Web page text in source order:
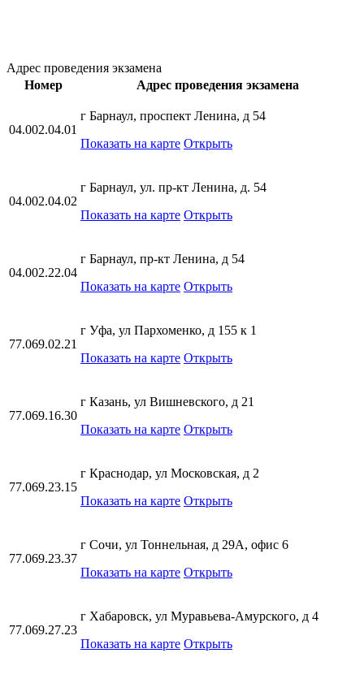
Адрес проведения экзамена
Номер
Адрес проведения экзамена
04.002.04.01
г Барнаул, проспект Ленина, д 54
Показать на карте Открыть
04.002.04.02
г Барнаул, ул. пр-кт Ленина, д. 54
Показать на карте Открыть
04.002.22.04
г Барнаул, пр-кт Ленина, д 54
Показать на карте Открыть
77.069.02.21
г Уфа, ул Пархоменко, д 155 к 1
Показать на карте Открыть
77.069.16.30
г Казань, ул Вишневского, д 21
Показать на карте Открыть
77.069.23.15
г Краснодар, ул Московская, д 2
Показать на карте Открыть
77.069.23.37
г Сочи, ул Тоннельная, д 29А, офис 6
Показать на карте Открыть
77.069.27.23
г Хабаровск, ул Муравьева-Амурского, д 4
Показать на карте Открыть